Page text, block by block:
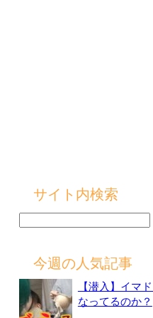
サイト内検索
今週の人気記事
【潜入】イマ
なってるのか？